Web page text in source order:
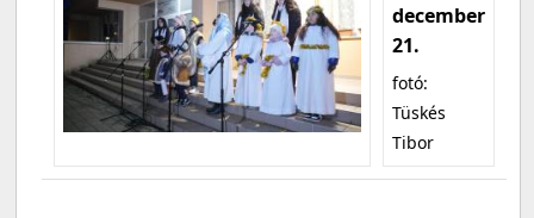
december
21.
fotó:
Tüskés
Tibor